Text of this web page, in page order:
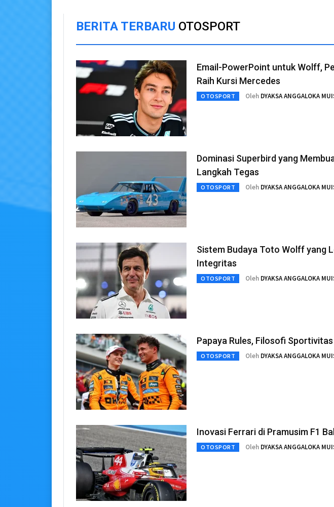
BERITA TERBARU OTOSPORT
Email-PowerPoint untuk Wolff,
Raih Kursi Mercedes
OTOSPORT Oleh DYAKSA ANGGALOKA
Dominasi Superbird yang
Langkah Tegas
OTOSPORT Oleh DYAKSA ANGGALOKA
Sistem Budaya Toto Wolff yang
Integritas
OTOSPORT Oleh DYAKSA ANGGALOKA
Papaya Rules, Filosofi
OTOSPORT Oleh DYAKSA ANGGALOKA
Inovasi Ferrari di Pramusim F1
OTOSPORT Oleh DYAKSA ANGGALOKA